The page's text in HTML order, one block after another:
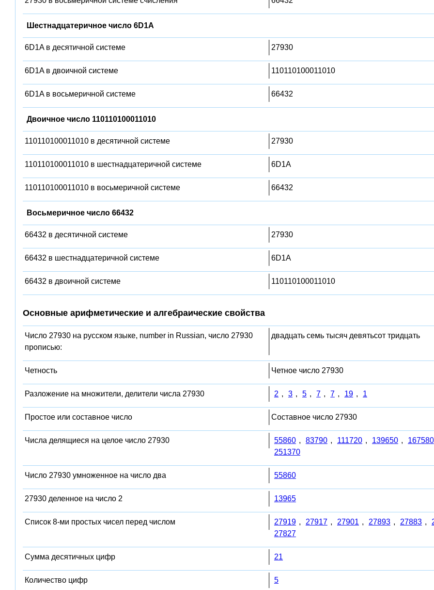
Шестнадцатеричное число 6D1A
6D1A в десятичной системе 27930
6D1A в двоичной системе 110110100011010
6D1A в восьмеричной системе 66432
Двоичное число 110110100011010
110110100011010 в десятичной системе 27930
110110100011010 в шестнадцатеричной системе 6D1A
110110100011010 в восьмеричной системе 66432
Восьмеричное число 66432
66432 в десятичной системе 27930
66432 в шестнадцатеричной системе 6D1A
66432 в двоичной системе 110110100011010
Основные арифметические и алгебраические свойства
Число 27930 на русском языке, number in Russian, число 27930
прописью:
двадцать семь тысяч девятьсот тридцать
Четность Четное число 27930
Разложение на множители, делители числа 27930 2 , 3 , 5 , 7 , 7 , 19 , 1
Простое или составное число Составное число 27930
Числа делящиеся на целое число 27930 55860 , 83790 , 111720 , 139650 , 167580
251370
Число 27930 умноженное на число два 55860
27930 деленное на число 2 13965
Список 8-ми простых чисел перед числом 27919 , 27917 , 27901 , 27893 , 27883 ,
27827
Сумма десятичных цифр 21
Количество цифр 5